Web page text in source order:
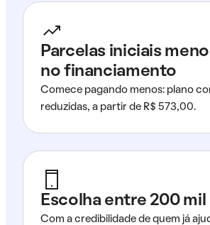
Parcelas iniciais
no financiamento
Comece pagando menos: plano
reduzidas, a partir de R$ 573,00.
Escolha entre 200
Com a credibilidade de quem já